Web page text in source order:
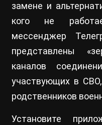
замене и
кого не
мессенджер
представлены
каналов
участвующих в
родственников
Установите